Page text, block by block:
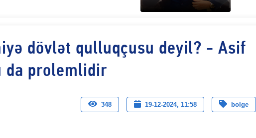
Hər an ən çətin savaşa
hazır olmalıyıq-
ZƏLİMXAN
dövlət qulluqçusu deyil? - Asif
da prolemlidir
348 19-12-2024, 11:58 bolge